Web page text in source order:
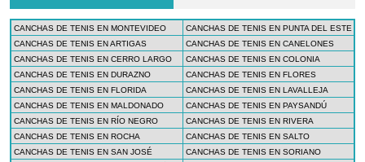
CANCHAS DE TENIS EN MONTEVIDEO
CANCHAS DE TENIS EN PUNTA DEL ESTE
CANCHAS DE TENIS EN ARTIGAS
CANCHAS DE TENIS EN CANELONES
CANCHAS DE TENIS EN CERRO LARGO
CANCHAS DE TENIS EN COLONIA
CANCHAS DE TENIS EN DURAZNO
CANCHAS DE TENIS EN FLORES
CANCHAS DE TENIS EN FLORIDA
CANCHAS DE TENIS EN LAVALLEJA
CANCHAS DE TENIS EN MALDONADO
CANCHAS DE TENIS EN PAYSANDÚ
CANCHAS DE TENIS EN RÍO NEGRO
CANCHAS DE TENIS EN RIVERA
CANCHAS DE TENIS EN ROCHA
CANCHAS DE TENIS EN SALTO
CANCHAS DE TENIS EN SAN JOSÉ
CANCHAS DE TENIS EN SORIANO